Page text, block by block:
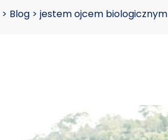
> Blog > jestem ojcem biologicznym